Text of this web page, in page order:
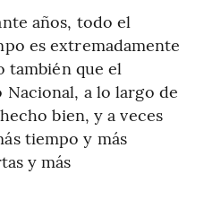
años, todo el
es extremadamente
que el
a lo largo de
bien, y a veces
tiempo y más
y más